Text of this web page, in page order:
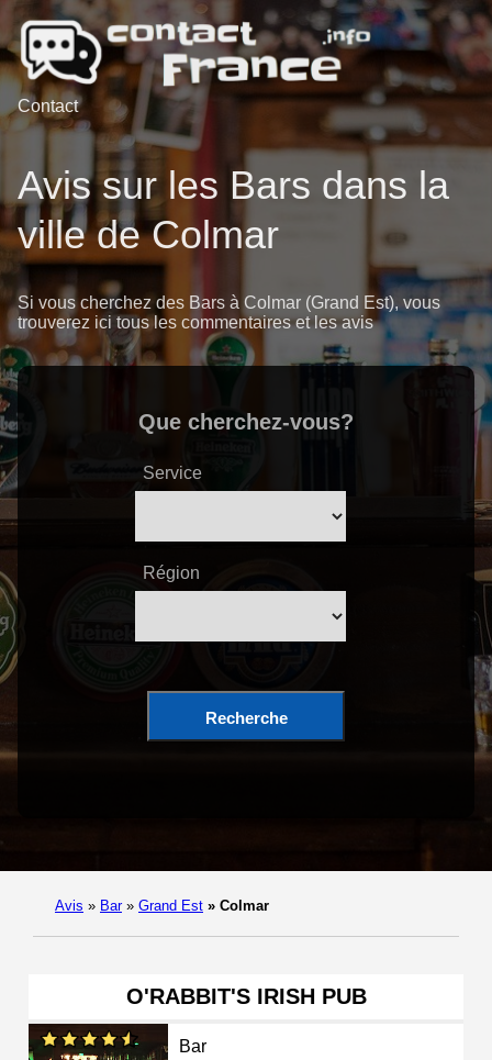
Contact
Avis sur les Bars dans la
ville de Colmar
Si vous cherchez des Bars à Colmar (Grand Est), vous
trouverez ici tous les commentaires et les avis
Que cherchez-vous?
Service
Région
Recherche
Avis » Bar » Grand Est » Colmar
O'RABBIT'S IRISH PUB
Bar